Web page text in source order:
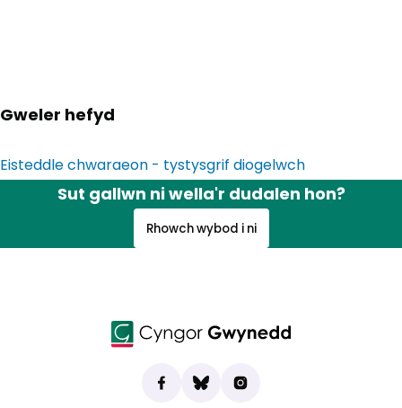
Gweler hefyd
Eisteddle chwaraeon - tystysgrif diogelwch
Sut gallwn ni wella'r dudalen hon?
Rhowch wybod i ni
Dod o hyd i ni ar Facebook
(yn agor mewn tab newydd)
Bluesky
(yn agor mewn tab newydd)
Instagram
(yn agor mewn tab